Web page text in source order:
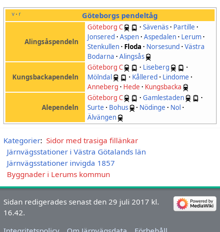
v • r Göteborgs pendeltåg
Alingsåspendeln
Göteborg C ·Sävenäs· Partille ·
Jonsered ·Aspen·Aspedalen· Lerum·
Stenkullen· Floda · Norsesund ·Västra
Bodarna ·Alingsås
Kungsbackapendeln
Göteborg C · Liseberg
·
Mölndal
· Kållered · Lindome ·
Anneberg · Hede · Kungsbacka
Alependeln
Göteborg C ·Gamlestaden
·
Surte · Bohus · Nödinge · Nol·
Älvängen
Kategorier: Sidor med trasiga fillänkar
Järnvägsstationer i Västra Götalands län
Järnvägsstationer invigda 1857
Byggnader i Lerums kommun
Sidan redigerades senast den 29 juli 2017 kl.
16.42.